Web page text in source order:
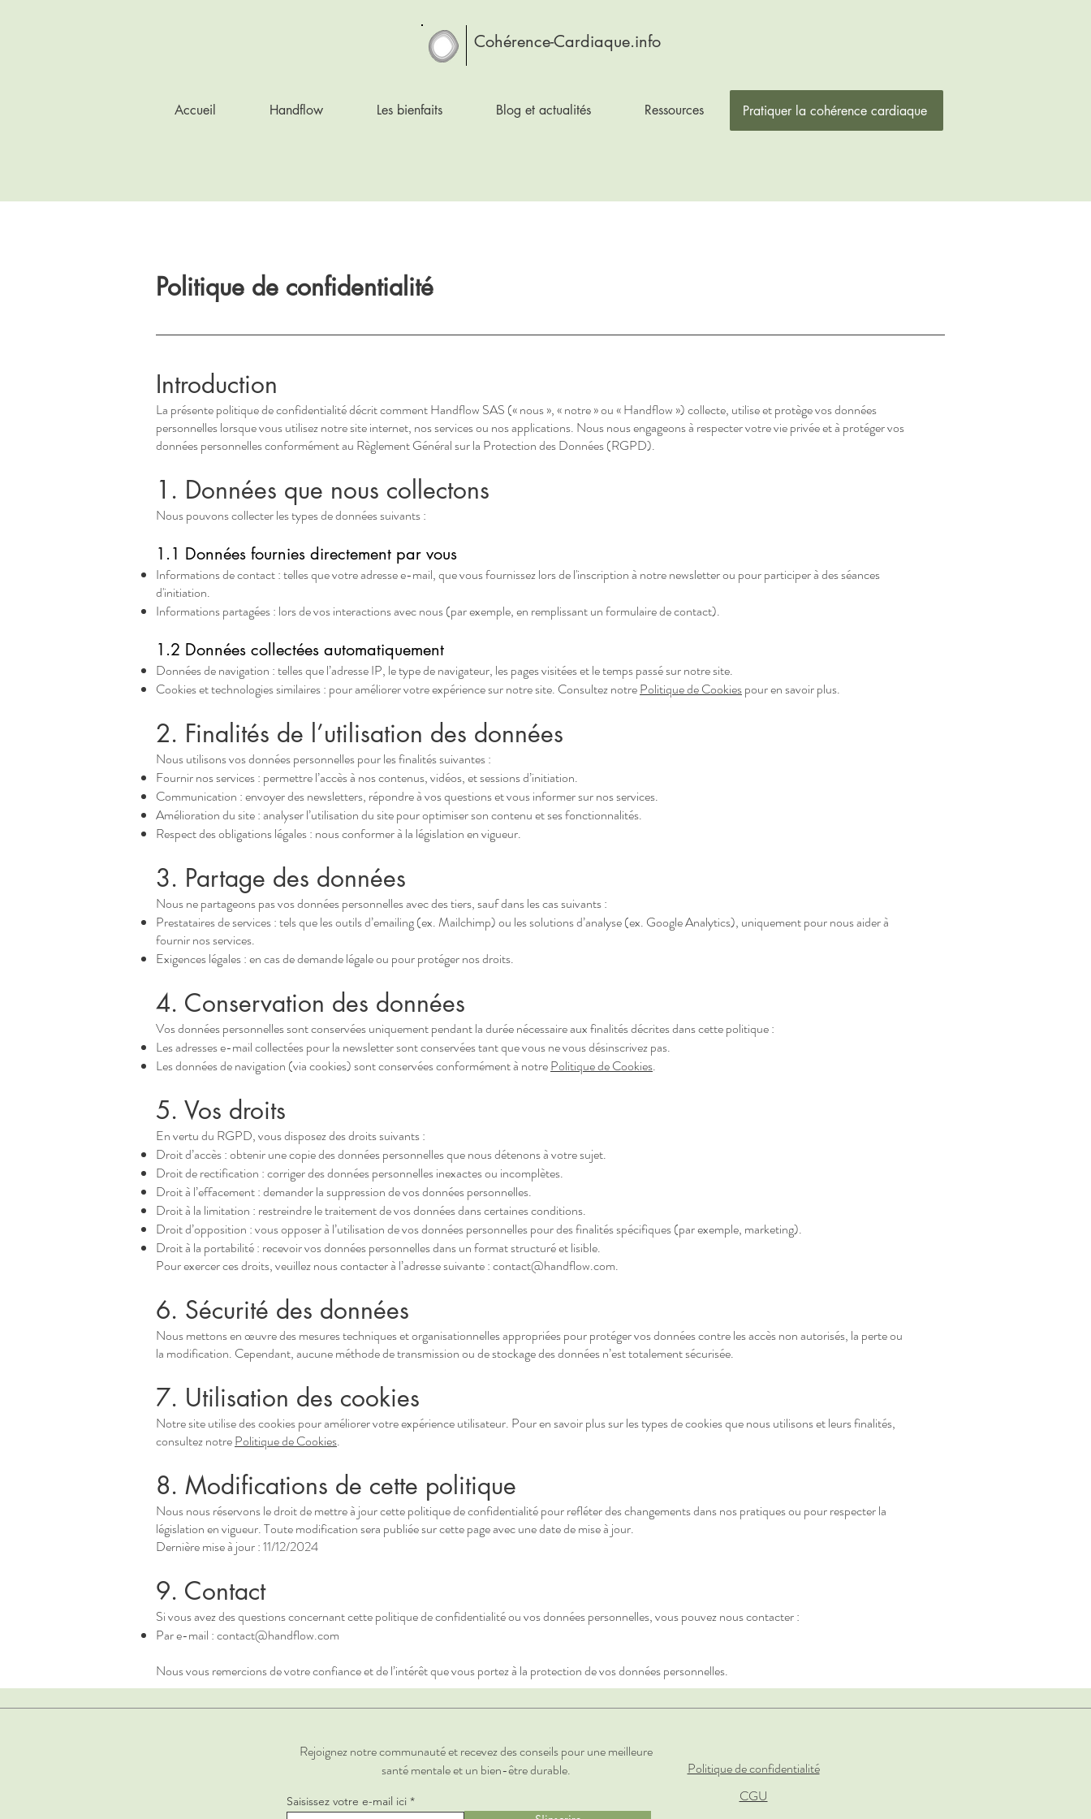
Cohérence-Cardiaque.info
Accueil Handflow Les bienfaits Blog et actualités Ressources Pratiquer la cohérence cardiaque
Politique de confidentialité
Introduction
La présente politique de confidentialité décrit comment Handflow SAS (« nous », « notre » ou « Handflow ») collecte, utilise et protège vos données
personnelles lorsque vous utilisez notre site internet, nos services ou nos applications. Nous nous engageons à respecter votre vie privée et à protéger vos
données personnelles conformément au Règlement Général sur la Protection des Données (RGPD).
1. Données que nous collectons
Nous pouvons collecter les types de données suivants :
1.1 Données fournies directement par vous
Informations de contact : telles que votre adresse e-mail, que vous fournissez lors de l'inscription à notre newsletter ou pour participer à des séances
d'initiation.
Informations partagées : lors de vos interactions avec nous (par exemple, en remplissant un formulaire de contact).
1.2 Données collectées automatiquement
Données de navigation : telles que l’adresse IP, le type de navigateur, les pages visitées et le temps passé sur notre site.
Cookies et technologies similaires : pour améliorer votre expérience sur notre site. Consultez notrePolitique de Cookiespour en savoir plus.
2. Finalités de l’utilisation des données
Nous utilisons vos données personnelles pour les finalités suivantes :
Fournir nos services : permettre l’accès à nos contenus, vidéos, et sessions d’initiation.
Communication : envoyer des newsletters, répondre à vos questions et vous informer sur nos services.
Amélioration du site : analyser l’utilisation du site pour optimiser son contenu et ses fonctionnalités.
Respect des obligations légales : nous conformer à la législation en vigueur.
3. Partage des données
Nous ne partageons pas vos données personnelles avec des tiers, sauf dans les cas suivants :
Prestataires de services : tels que les outils d’emailing (ex. Mailchimp) ou les solutions d’analyse (ex. Google Analytics), uniquement pour nous aider à
fournir nos services.
Exigences légales : en cas de demande légale ou pour protéger nos droits.
4. Conservation des données
Vos données personnelles sont conservées uniquement pendant la durée nécessaire aux finalités décrites dans cette politique :
Les adresses e-mail collectées pour la newsletter sont conservées tant que vous ne vous désinscrivez pas.
Les données de navigation (via cookies) sont conservées conformément à notrePolitique de Cookies.
5. Vos droits
En vertu du RGPD, vous disposez des droits suivants :
Droit d’accès : obtenir une copie des données personnelles que nous détenons à votre sujet.
Droit de rectification : corriger des données personnelles inexactes ou incomplètes.
Droit à l’effacement : demander la suppression de vos données personnelles.
Droit à la limitation : restreindre le traitement de vos données dans certaines conditions.
Droit d’opposition : vous opposer à l’utilisation de vos données personnelles pour des finalités spécifiques (par exemple, marketing).
Droit à la portabilité : recevoir vos données personnelles dans un format structuré et lisible.
Pour exercer ces droits, veuillez nous contacter à l’adresse suivante :contact@handflow.com.
6. Sécurité des données
Nous mettons en œuvre des mesures techniques et organisationnelles appropriées pour protéger vos données contre les accès non autorisés, la perte ou
la modification. Cependant, aucune méthode de transmission ou de stockage des données n’est totalement sécurisée.
7. Utilisation des cookies
Notre site utilise des cookies pour améliorer votre expérience utilisateur. Pour en savoir plus sur les types de cookies que nous utilisons et leurs finalités,
consultez notrePolitique de Cookies.
8. Modifications de cette politique
Nous nous réservons le droit de mettre à jour cette politique de confidentialité pour refléter des changements dans nos pratiques ou pour respecter la
législation en vigueur. Toute modification sera publiée sur cette page avec une date de mise à jour.
Dernière mise à jour : 11/12/2024
9. Contact
Si vous avez des questions concernant cette politique de confidentialité ou vos données personnelles, vous pouvez nous contacter :
Par e-mail :contact@handflow.com
Nous vous remercions de votre confiance et de l’intérêt que vous portez à la protection de vos données personnelles.
Rejoignez notre communauté et recevez des conseils pour une meilleure
santé mentale et un bien-être durable.
Saisissez votre e-mail ici
Politique de confidentialité
CGU